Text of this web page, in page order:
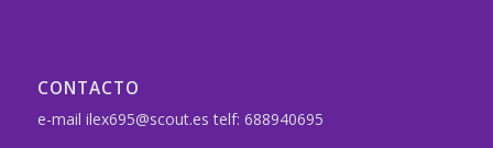
CONTACTO
e-mail ilex695@scout.es telf: 688940695